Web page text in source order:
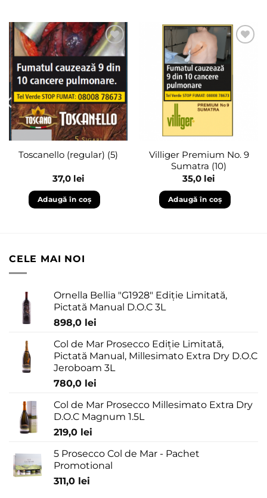
Adaugă
în
wishlist
Toscanello (regular) (5)
37,0 lei
Adaugă în coș
Adaugă
wishlist
Villiger Premium No. 9
Sumatra (10)
35,0 lei
Adaugă în coș
CELE MAI NOI
Ornella Bellia "G1928" Ediție Limitată,
Pictată Manual D.O.C 3L
898,0 lei
Col de Mar Prosecco Ediție Limitată,
Pictată Manual, Millesimato Extra Dry D.O.C
Jeroboam 3L
780,0 lei
Col de Mar Prosecco Millesimato Extra Dry
D.O.C Magnum 1.5L
219,0 lei
5 Prosecco Col de Mar - Pachet
Promotional
311,0 lei